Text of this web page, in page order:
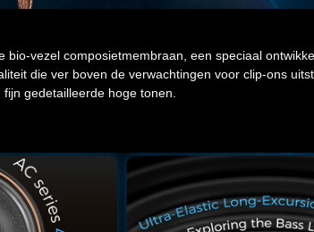
vezel composietmembraan, een speciaal
die ver boven de verwachtingen voor clip-ons
gedetailleerde hoge tonen.